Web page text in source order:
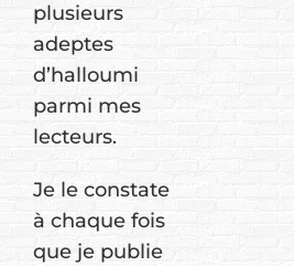
plusieurs
adeptes
d’halloumi
parmi mes
lecteurs.
Je le constate
à chaque fois
que je publie